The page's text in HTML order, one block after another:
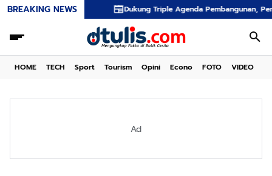
BREAKING NEWSDukung Triple Agenda Pembangunan, Pemprov NTB
HOME TECH Sport Tourism Opini Econo FOTO VIDEO
Ad